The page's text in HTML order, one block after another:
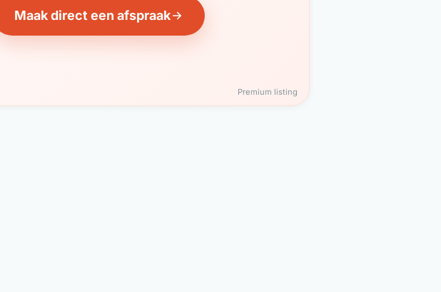
Maak direct een afspraak
Premium listing